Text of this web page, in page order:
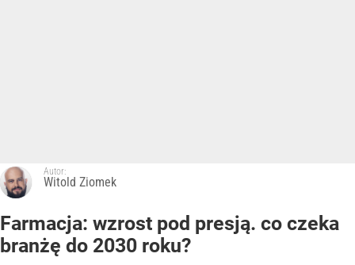
Autor:
Witold Ziomek
Farmacja: wzrost pod presją. co czeka
branżę do 2030 roku?